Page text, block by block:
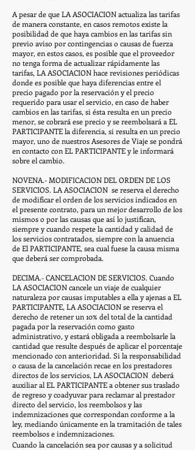
A pesar de que LA ASOCIACION actualiza las tarifas
de manera constante, en casos remotos existe la
posibilidad de que haya cambios en las tarifas sin
previo aviso por contingencias o causas de fuerza
mayor, en estos casos, es posible que el proveedor
no tenga forma de actualizar rápidamente las
tarifas, LA ASOCIACION hace revisiones periódicas
donde es posible que haya diferencias entre el
precio pagado por la reservación y el precio
requerido para usar el servicio, en caso de haber
cambios en las tarifas, si ésta resulta en un precio
menor, se cobrará ese precio y se reembolsará a EL
PARTICIPANTE la diferencia, si resulta en un precio
mayor, uno de nuestros Asesores de Viaje se pondrá
en contacto con EL PARTICIPANTE y le informará
sobre el cambio.
NOVENA.- MODIFICACION DEL ORDEN DE LOS
SERVICIOS. LA ASOCIACION se reserva el derecho
de modificar el orden de los servicios indicados en
el presente contrato, para un mejor desarrollo de los
mismos o por las causas que así lo justifican,
siempre y cuando respete la cantidad y calidad de
los servicios contratados, siempre con la anuencia
de El PARTICIPANTE, sea cual fuese la causa misma
que deberá ser comprobada.
DECIMA.- CANCELACION DE SERVICIOS. Cuando
LA ASOCIACION cancele un viaje de cualquier
naturaleza por causas imputables a ella y ajenas a EL
PARTICIPANTE, LA ASOCIACION se reserva el
derecho de retener un 10% del total de la cantidad
pagada por la reservación como gasto
administrativo, y estará obligada a reembolsarle la
cantidad que resulte después de aplicar el porcentaje
mencionado con anterioridad. Si la responsabilidad
o causa de la cancelación recae en los prestadores
directos de los servicios, LA ASOCIACION deberá
auxiliar al EL PARTICIPANTE a obtener sus traslado
de regreso y coadyuvar para reclamar al prestador
directo del servicio, los reembolsos y las
indemnizaciones que correspondan conforme a la
ley, mediando únicamente en la tramitación de tales
reembolsos e indemnizaciones.
Cuando la cancelación sea por causas y a solicitud